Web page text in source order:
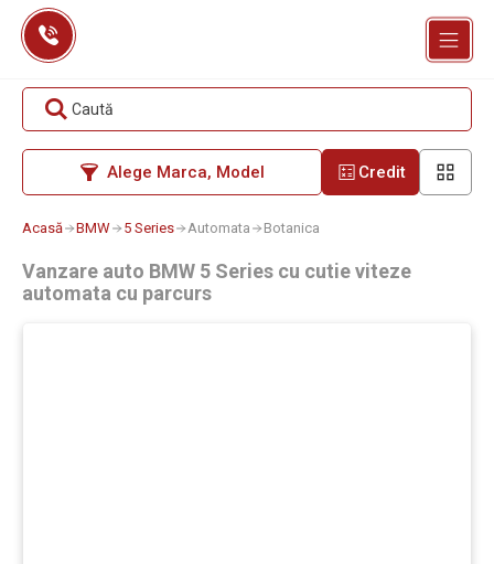
Skip
content
Caută
Alege Marca, Model Credit
Acasă BMW 5 Series Automata Botanica
Vanzare auto BMW 5 Series cu cutie viteze
automata cu parcurs